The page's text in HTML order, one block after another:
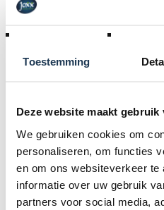
Toestemming
Deze website maakt gebruik
We gebruiken cookies om
personaliseren, om functies
en om ons websiteverkeer
informatie over uw gebruik
partners voor social media,
Skytube blauw - Welkom